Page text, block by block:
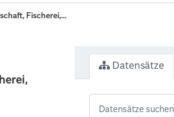
Fischerei,...
Datensätze